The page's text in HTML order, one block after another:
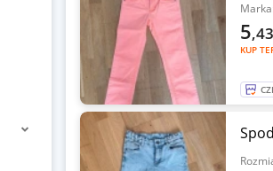
KUP
5,43